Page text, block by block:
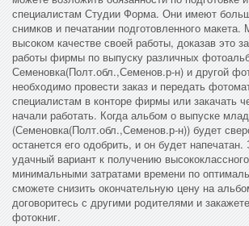
специалистам Студии Форма. Они имеют
снимков и печатании подготовленного
высоком качестве своей работы, доказав это
работы фирмы по выпуску различных
Семеновка(Полт.обл.,Семенов.р-н) и другой
необходимо провести заказ и передать
специалистам в конторе фирмы или закачать
начали работать. Когда альбом о выпуске
(Семеновка(Полт.обл.,Семенов.р-н)) будет
останется его одобрить, и он будет
удачный вариант к получению
минимальными затратами времени по
сможете снизить окончательную цену на
договоритесь с другими родителями и
фотокниг.